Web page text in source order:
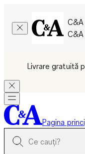
C&A
C&A
Livrare gratuită
Pagina